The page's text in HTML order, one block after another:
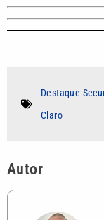
Destaque
Claro
Autor